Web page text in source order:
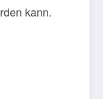
kann.